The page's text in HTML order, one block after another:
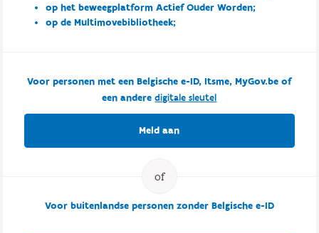
op het beweegplatform Actief Ouder Worden;
op de Multimovebibliotheek;
Voor personen met een Belgische e-ID, Itsme, MyGov.be of
een anderedigitale sleutel
Meld aan
Voor buitenlandse personen zonder Belgische e-ID